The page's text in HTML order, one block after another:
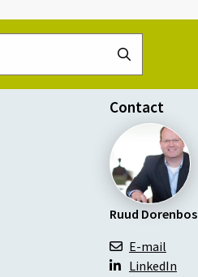
Doorzoek
de
website
Contact
Ruud Dorenbos
E-mail
LinkedIn